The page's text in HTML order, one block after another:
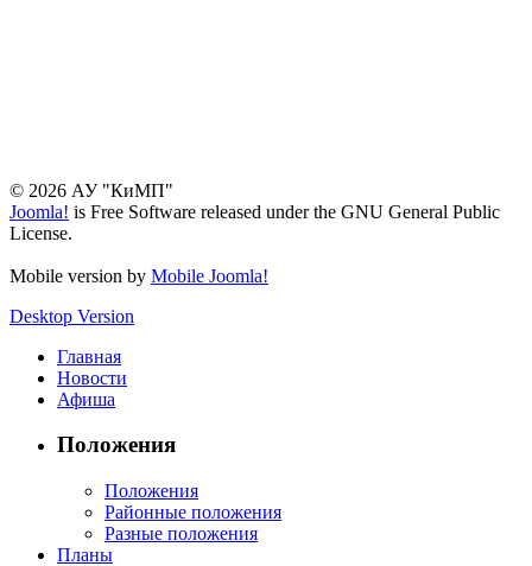
© 2026 АУ "КиМП"
Joomla! is Free Software released under the GNU General Public
License.
Mobile version by Mobile Joomla!
Desktop Version
Главная
Новости
Афиша
Положения
Положения
Районные положения
Разные положения
Планы